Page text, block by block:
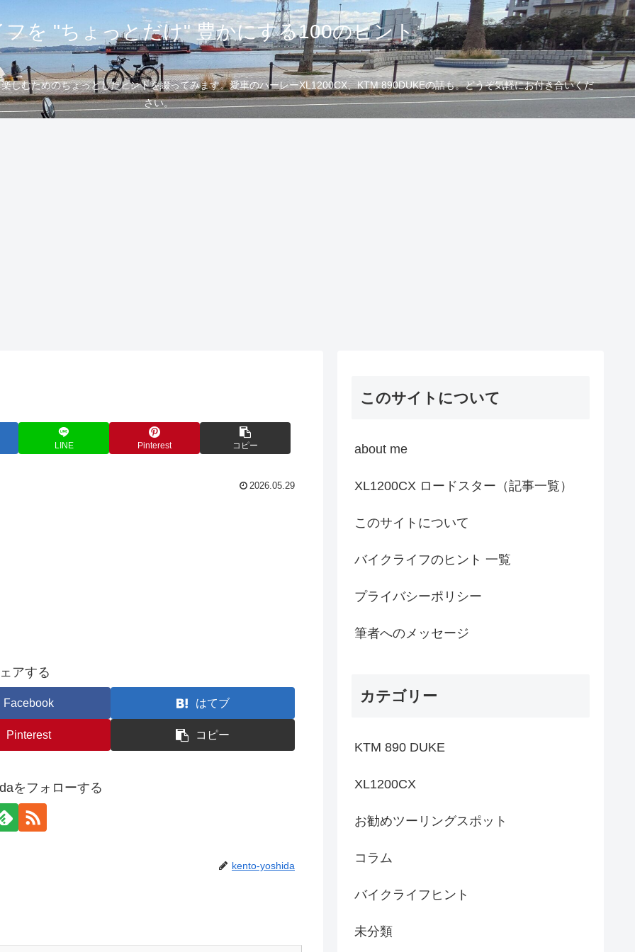
を "ちょっとだけ" 豊かにする100のヒント
しむためのちょっとしたヒントを綴ってみます。愛車のハーレーXL1200CX、KTM 890DUKEの話も。どうぞ気軽にお付き合いくだ
さい。
LINE Pinterest コピー
2026.05.29
アする
Facebook はてブ
Pinterest コピー
をフォローする
kento-yoshida
このサイトについて
about me
XL1200CX ロードスター（記事一覧）
このサイトについて
バイクライフのヒント 一覧
プライバシーポリシー
筆者へのメッセージ
カテゴリー
KTM 890 DUKE
XL1200CX
お勧めツーリングスポット
コラム
バイクライフヒント
未分類